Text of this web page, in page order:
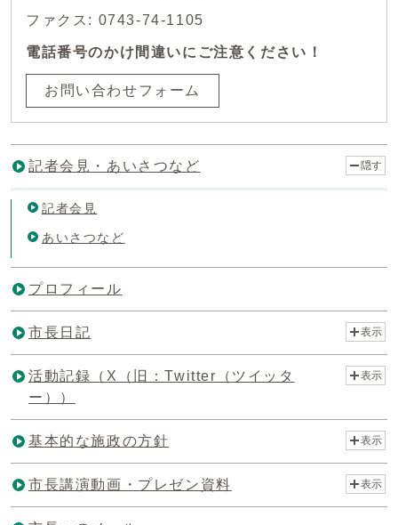
ファクス: 0743-74-1105
電話番号のかけ間違いにご注意ください！
お問い合わせフォーム
記者会見・あいさつなど 隠す
記者会見
あいさつなど
プロフィール
市長日記 表示
活動記録（X（旧：Twitter（ツイッタ
ー））
表示
基本的な施政の方針 表示
市長講演動画・プレゼン資料 表示